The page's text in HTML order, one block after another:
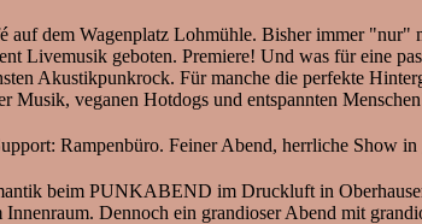
dem Wagenplatz Lohmühle. Bisher immer
Livemusik geboten. Premiere! Und was für eine
Akustikpunkrock. Für manche die perfekte
Musik, veganen Hotdogs und entspannten
Rampenbüro. Feiner Abend, herrliche Show
beim PUNKABEND im Druckluft in
Dennoch ein grandioser Abend mit